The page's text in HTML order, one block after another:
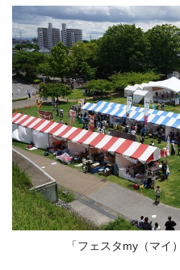
「フェスタmy（マイ